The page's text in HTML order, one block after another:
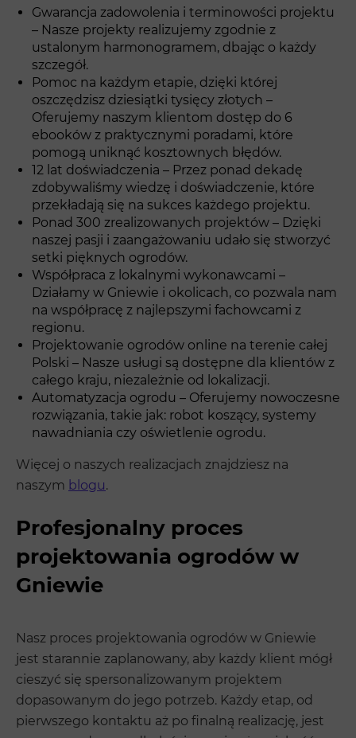
Gwarancja zadowolenia i terminowości projektu
– Nasze projekty realizujemy zgodnie z
ustalonym harmonogramem, dbając o każdy
szczegół.
Pomoc na każdym etapie, dzięki której
oszczędzisz dziesiątki tysięcy złotych –
Oferujemy naszym klientom dostęp do 6
ebooków z praktycznymi poradami, które
pomogą uniknąć kosztownych błędów.
12 lat doświadczenia – Przez ponad dekadę
zdobywaliśmy wiedzę i doświadczenie, które
przekładają się na sukces każdego projektu.
Ponad 300 zrealizowanych projektów – Dzięki
naszej pasji i zaangażowaniu udało się stworzyć
setki pięknych ogrodów.
Współpraca z lokalnymi wykonawcami –
Działamy w Gniewie i okolicach, co pozwala nam
na współpracę z najlepszymi fachowcami z
regionu.
Projektowanie ogrodów online na terenie całej
Polski – Nasze usługi są dostępne dla klientów z
całego kraju, niezależnie od lokalizacji.
Automatyzacja ogrodu – Oferujemy nowoczesne
rozwiązania, takie jak: robot koszący, systemy
nawadniania czy oświetlenie ogrodu.
Więcej o naszych realizacjach znajdziesz na
naszym blogu.
Profesjonalny proces
projektowania ogrodów w
Gniewie
Nasz proces projektowania ogrodów w Gniewie
jest starannie zaplanowany, aby każdy klient mógł
cieszyć się spersonalizowanym projektem
dopasowanym do jego potrzeb. Każdy etap, od
pierwszego kontaktu aż po finalną realizację, jest